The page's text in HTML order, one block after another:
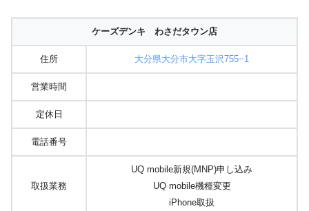
ケーズデンキ わさだタウン店
住所 大分県大分市大字玉沢755−1
営業時間
定休日
電話番号
取扱業務
UQ mobile新規(MNP)申し込み
UQ mobile機種変更
iPhone取扱